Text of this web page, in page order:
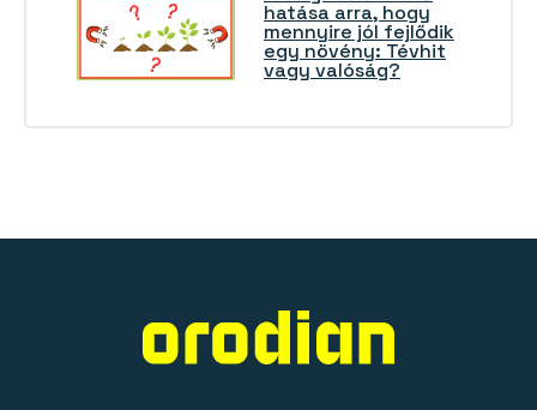
hatása arra, hogy
mennyire jól fejlődik
egy növény: Tévhit
vagy valóság?